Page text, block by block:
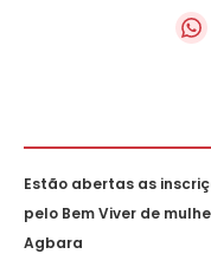
Estão abertas as
pelo Bem Viver de
Agbara